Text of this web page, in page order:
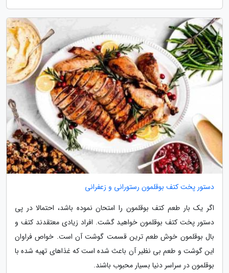
دستور پخت کتف بوقلمون رستورانی و زعفرانی
اگر یک بار طعم کتف بوقلمون را امتحان نموده باشد، احتمالا در پی
دستور پخت کتف بوقلمون خواهید گشت. افراد زیادی معتقدند کتف و
بال بوقلمون خوش طعم ترین قسمت گوشت آن است. خواص فراوان
این گوشت و طعم بی نظیر آن باعث شده است که غذاهای تهیه شده با
بوقلمون در سراسر دنیا بسیار محبوب باشند.